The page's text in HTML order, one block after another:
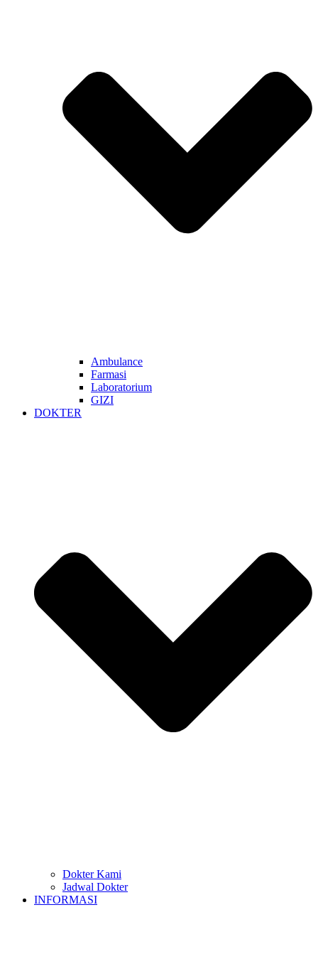
Ambulance
Farmasi
Laboratorium
GIZI
DOKTER
Dokter Kami
Jadwal Dokter
INFORMASI